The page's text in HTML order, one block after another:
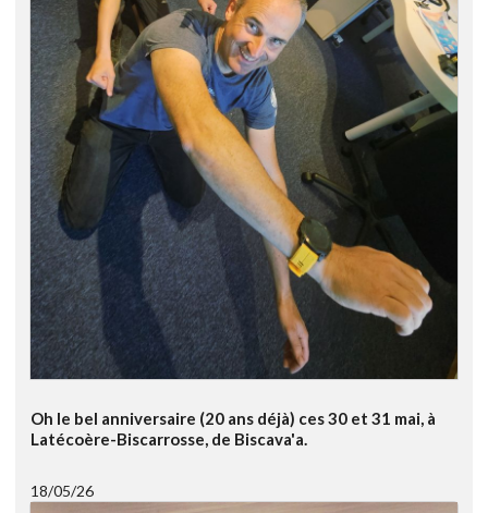
Oh le bel anniversaire (20 ans déjà) ces 30 et 31 mai, à
Latécoère-Biscarrosse, de Biscava'a.
18/05/26